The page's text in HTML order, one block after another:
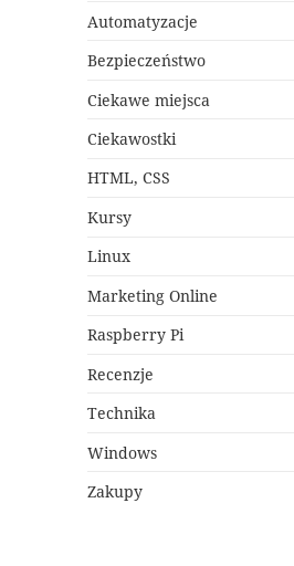
Automatyzacje
Bezpieczeństwo
Ciekawe miejsca
Ciekawostki
HTML, CSS
Kursy
Linux
Marketing Online
Raspberry Pi
Recenzje
Technika
Windows
Zakupy